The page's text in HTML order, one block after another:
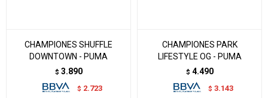
CHAMPIONES SHUFFLE
DOWNTOWN - PUMA
$ 3.890
$ 2.723
CHAMPIONES PARK
LIFESTYLE OG - PUMA
$ 4.490
$ 3.143